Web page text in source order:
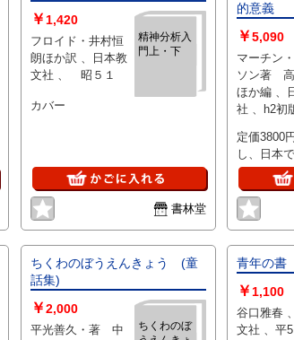
精神分析入
門上・下
￥ 1,420
フロイド・井村恒
朗ほか訳 、日本教
文社 、 昭５１
カバー
書林堂
的意義
￥5,090
マーチン
ソン著
ほか編 、日本教文
社 、h2初版 、570
定価3800
し、日本
る“健康と
ウェデン
至る思想
歴史と本
レ、本文
ちくわのぼうえんきょう (童
話集)
ちくわのぼ
￥2,000
平光善久・著 中
青年の
￥1,100
谷口雅春 、日本教